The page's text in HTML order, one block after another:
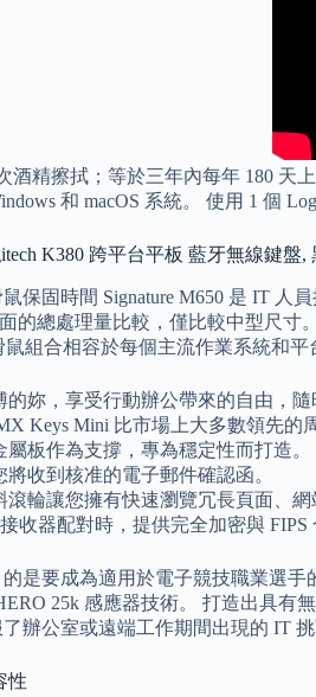
酒精擦拭；等於三年內每年 180 天
和 macOS 系統。 使用 1 個
K380 跨平台平板 藍牙無線鍵盤,
保固時間 Signature M650 是 IT 人
的總處理量比較，僅比較中型尺寸
鼠組合相容於每個主流作業系統和
妳，享受行動辦公帶來的自由，隨
Keys Mini 比市場上大多數領先的
板作為支撐，專為穩定性而打造。
收到核准的電子郵件確認函。
滾輪讓您擁有快速瀏覽冗長頁面、
收器配對時，提供完全加密與 FIPS
是要成為適用於電子競技職業選
25k 感應器技術。 打造出具
辦公室或遠端工作期間出現的 IT
性